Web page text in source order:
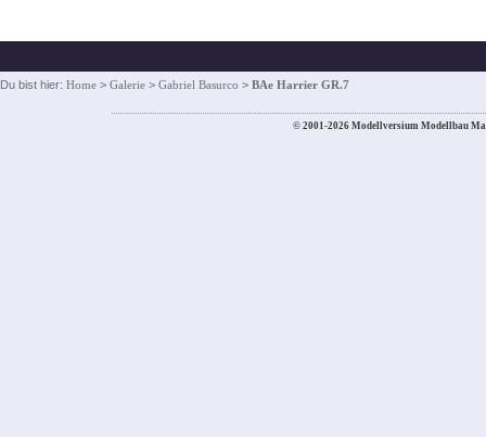
Du bist hier: Home > Galerie > Gabriel Basurco > BAe Harrier GR.7
© 2001-2026 Modellversium Modellbau